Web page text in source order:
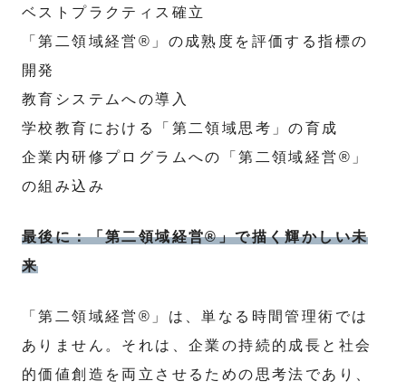
ベストプラクティス確立
「第二領域経営®」の成熟度を評価する指標の
開発
教育システムへの導入
学校教育における「第二領域思考」の育成
企業内研修プログラムへの「第二領域経営®」
の組み込み
最後に：「第二領域経営®」で描く輝かしい未
来
「第二領域経営®」は、単なる時間管理術では
ありません。それは、企業の持続的成長と社会
的価値創造を両立させるための思考法であり、